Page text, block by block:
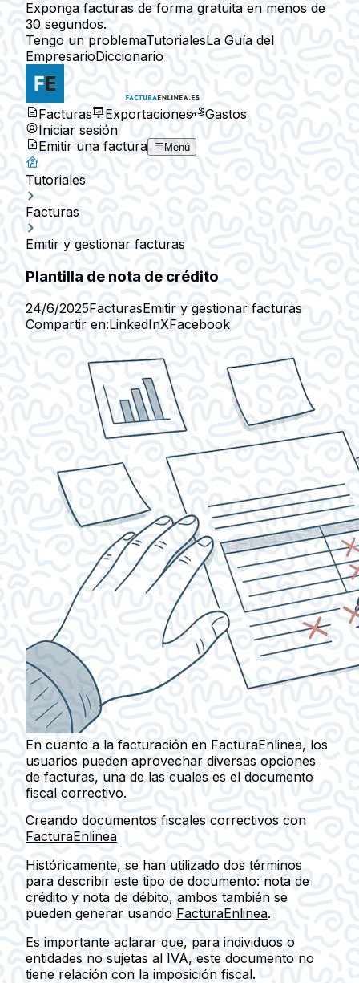
Exponga facturas de forma gratuita en menos de
30 segundos.
Tengo un problemaTutorialesLa Guía del
EmpresarioDiccionario
Facturas Exportaciones
Gastos
Iniciar sesión
Emitir una factura
Menú
Tutoriales
Facturas
Emitir y gestionar facturas
Plantilla de nota de crédito
24/6/2025FacturasEmitir y gestionar facturas
Compartir en:LinkedInXFacebook
En cuanto a la facturación en FacturaEnlinea, los
usuarios pueden aprovechar diversas opciones
de facturas, una de las cuales es el documento
fiscal correctivo.
Creando documentos fiscales correctivos con
FacturaEnlinea
Históricamente, se han utilizado dos términos
para describir este tipo de documento: nota de
crédito y nota de débito, ambos también se
pueden generar usando FacturaEnlinea.
Es importante aclarar que, para individuos o
entidades no sujetas al IVA, este documento no
tiene relación con la imposición fiscal.